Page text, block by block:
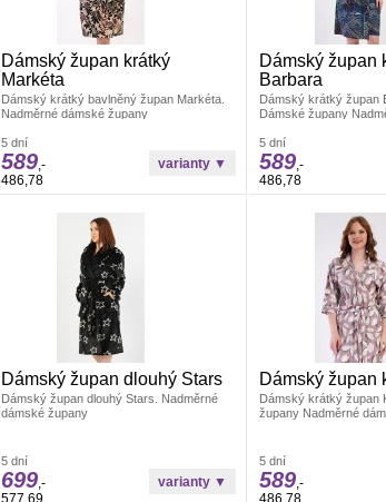
Dámský župan krátký
Markéta
Dámský krátký bavlněný župan Markéta.
Nadměrné dámské župany
5 dní
589,-
486,78
Dámský župan
Barbara
Dámský krátký župan
Dámské župany
5 dní
589,-
486,78
Dámský župan dlouhý Stars
Dámský župan dlouhý Stars. Nadměrné
dámské župany
5 dní
699,-
577,69
Dámský župan
Dámský krátký župan
župany Nadměrné
5 dní
589 ,-
486,78